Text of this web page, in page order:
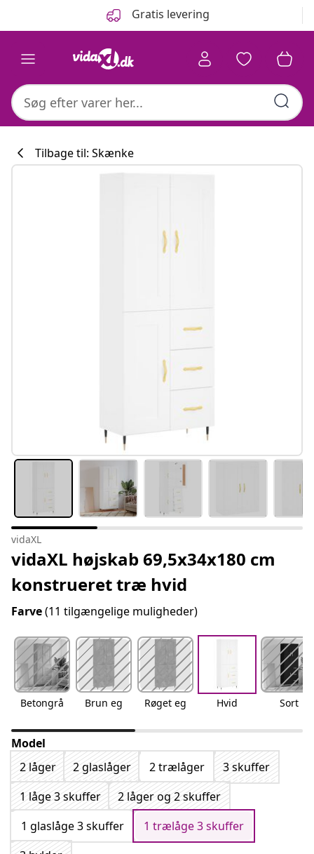
Gratis levering
Tilbage til: Skænke
vidaXL
vidaXL højskab 69,5x34x180 cm
konstrueret træ hvid
Farve(11 tilgængelige muligheder)
Betongrå Brun eg Røget eg Hvid Sort
Model
2 låger
2 glaslåger 2 trælåger
3 skuffer
1 låge 3 skuffer
2 låger og 2 skuffer
1 glaslåge 3 skuffer
1 trælåge 3 skuffer